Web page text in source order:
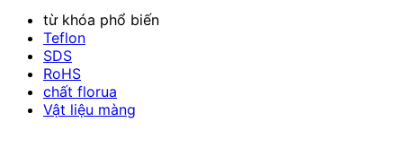
từ khóa phổ biến
Teflon
SDS
RoHS
chất florua
Vật liệu màng